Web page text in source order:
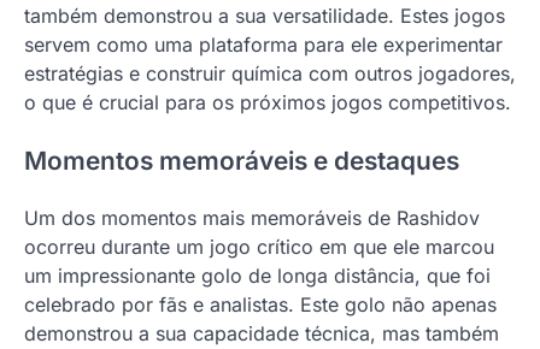
também demonstrou a sua versatilidade. Estes jogos
servem como uma plataforma para ele experimentar
estratégias e construir química com outros jogadores,
o que é crucial para os próximos jogos competitivos.
Momentos memoráveis e destaques
Um dos momentos mais memoráveis de Rashidov
ocorreu durante um jogo crítico em que ele marcou
um impressionante golo de longa distância, que foi
celebrado por fãs e analistas. Este golo não apenas
demonstrou a sua capacidade técnica, mas também